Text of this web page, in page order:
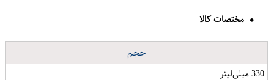
مختصات کالا
حجم
330 میلی‌لیتر